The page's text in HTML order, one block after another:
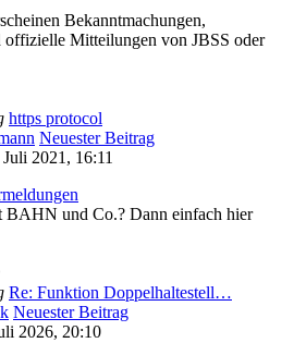
Bekanntmachungen,
Mitteilungen von JBSS oder
https protocol
Neuester Beitrag
2021, 16:11
BAHN und Co.? Dann einfach hier
Re: Funktion Doppelhaltestell…
Neuester Beitrag
2026, 20:10